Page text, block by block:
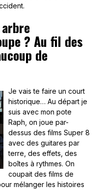
? Au fil des
de
Je vais te faire un court
historique… Au départ je
suis avec mon pote
Raph, on joue par-
dessus des films Super 8
avec des guitares par
terre, des effets, des
boîtes à rythmes. On
coupait des films de
mélanger les histoires